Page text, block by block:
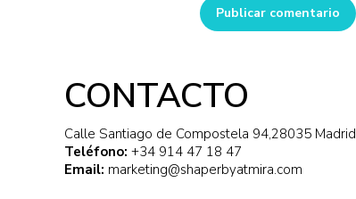
Publicar comentario
CONTACTO
Calle Santiago de Compostela 94,28035 Madrid
Teléfono: +34 914 47 18 47
Email: marketing@shaperbyatmira.com